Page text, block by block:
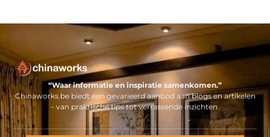
“Waar informatie en inspiratie samenkomen.”
Chinaworks.be biedt een gevarieerd aanbod aan blogs en artikelen
– van praktische tips tot verrassende inzichten.